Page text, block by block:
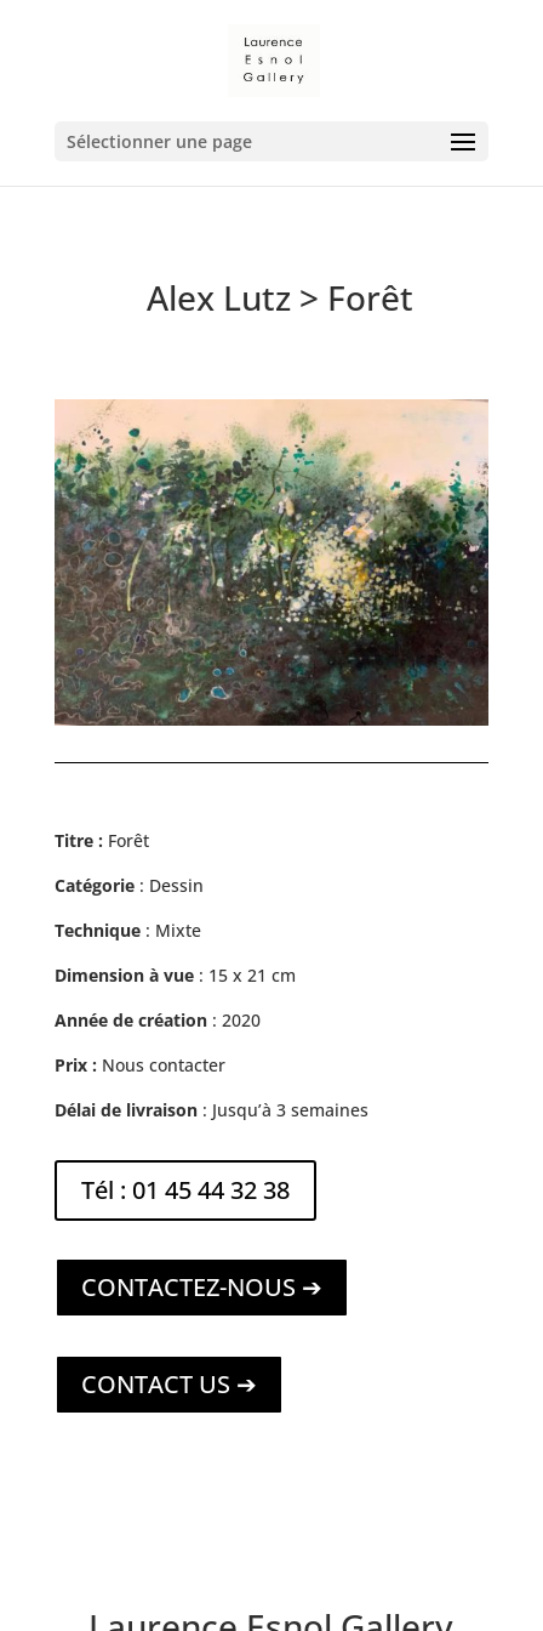
Sélectionner une page
Alex Lutz> Forêt
Titre : Forêt
Catégorie: Dessin
Technique : Mixte
Dimension à vue: 15 x 21 cm
Année de création: 2020
Prix : Nous contacter
Délai de livraison: Jusqu’à 3 semaines
Tél : 01 45 44 32 38
CONTACTEZ-NOUS ➔
CONTACT US ➔